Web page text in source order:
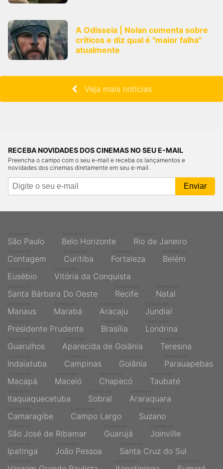
A Odisseia | Nolan comenta sobre
críticos e diz qual é "maior falha"
atualmente
Veja mais notícias
RECEBA NOVIDADES DOS CINEMAS NO SEU E-MAIL
Preencha o campo com o seu e-mail e receba os lançamentos e
novidades dos cinemas diretamente em seu e-mail.
São Paulo Belo Horizonte Rio de Janeiro
Contagem Curitiba Fortaleza Belém
Eusébio Vitória da Conquista
Santa Bárbara Do Oeste Recife Natal
Manaus Marabá Aracaju Jundiaí
Presidente Prudente Brasília Londrina
Guarulhos Aparecida de Goiânia Teresina
Indaiatuba Campinas Goiânia Parauapebas
Macapá Maceió Chapecó Taubaté
Itaquaquecetuba Sobral Araraquara
Camaragibe Campo Largo Suzano
São José de Ribamar Guarujá Joinville
Ipatinga João Pessoa Santa Cruz do Sul